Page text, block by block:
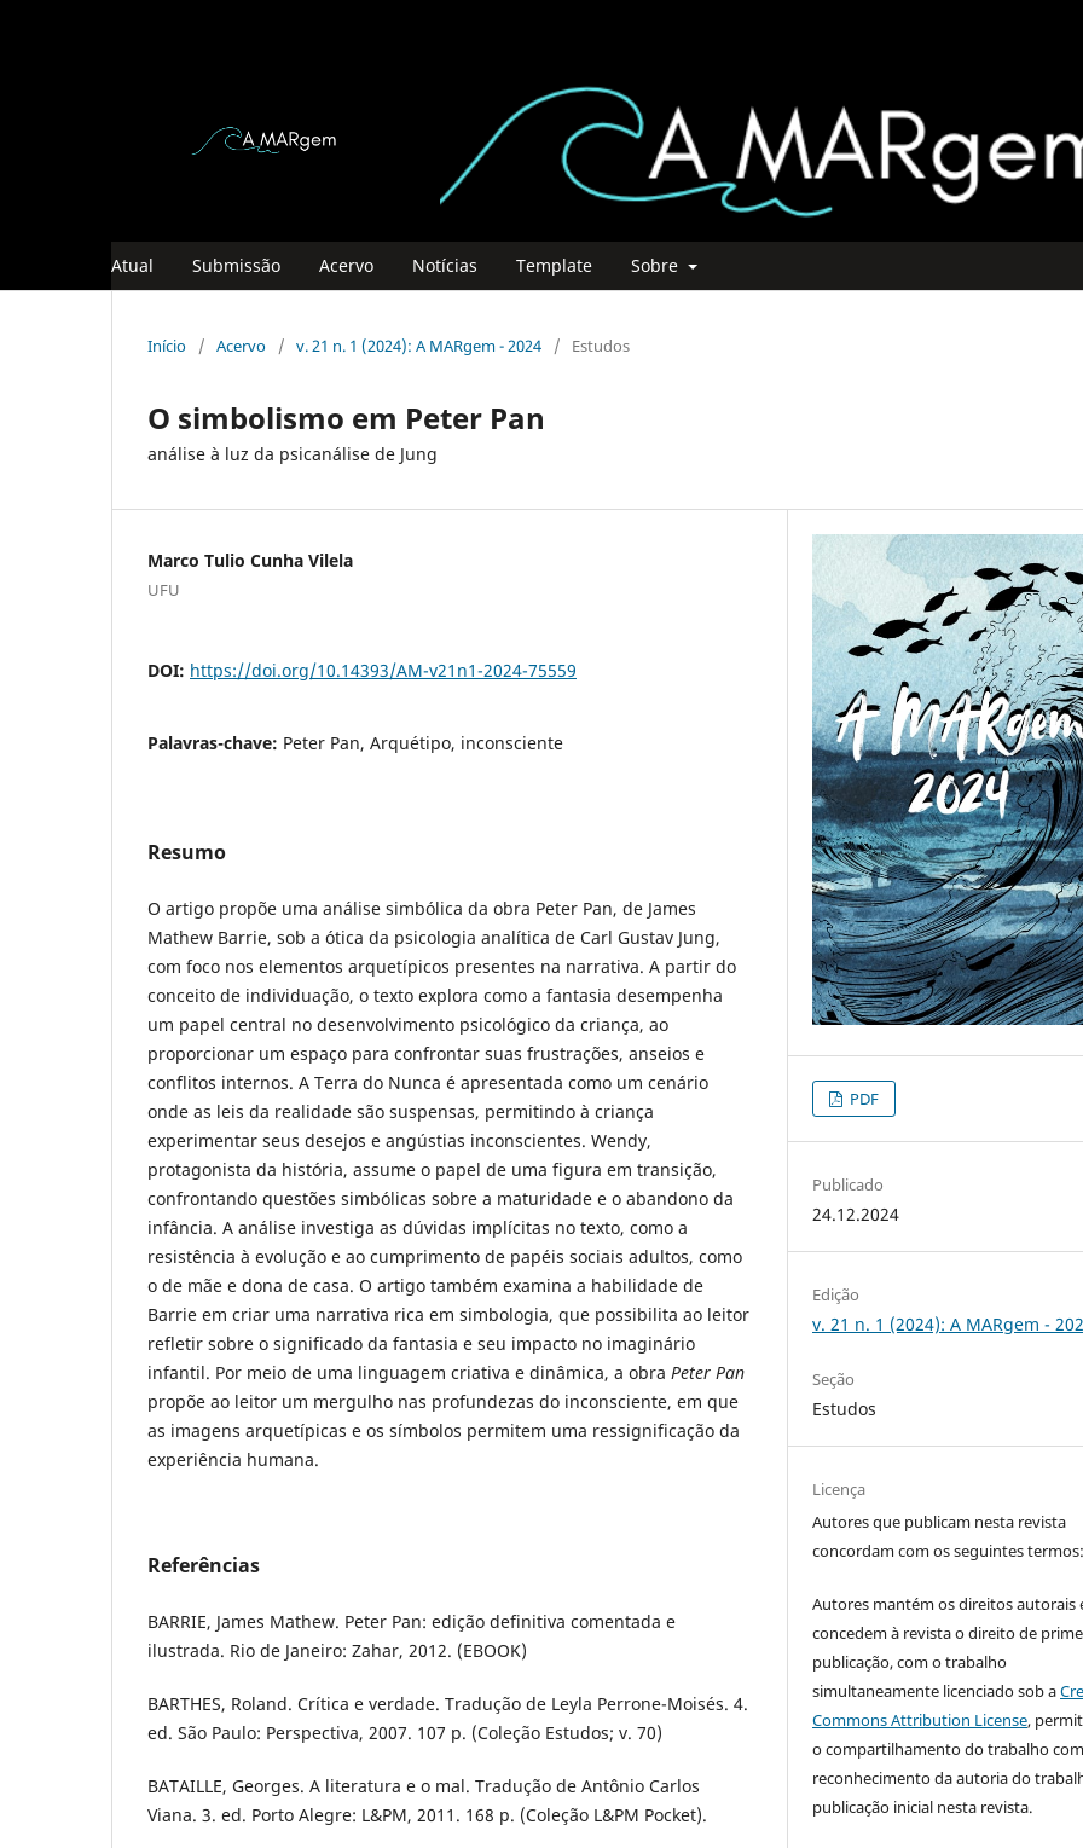
Atual Submissão Acervo Notícias Template Sobre
Início / Acervo / v. 21 n. 1 (2024): A MARgem - 2024 / Estudos
O simbolismo em Peter Pan
análise à luz da psicanálise de Jung
Marco Tulio Cunha Vilela
UFU
DOI: https://doi.org/10.14393/AM-v21n1-2024-75559
Palavras-chave: Peter Pan, Arquétipo, inconsciente
Resumo
O artigo propõe uma análise simbólica da obra Peter Pan, de James
Mathew Barrie, sob a ótica da psicologia analítica de Carl Gustav Jung,
com foco nos elementos arquetípicos presentes na narrativa. A partir do
conceito de individuação, o texto explora como a fantasia desempenha
um papel central no desenvolvimento psicológico da criança, ao
proporcionar um espaço para confrontar suas frustrações, anseios e
conflitos internos. A Terra do Nunca é apresentada como um cenário
onde as leis da realidade são suspensas, permitindo à criança
experimentar seus desejos e angústias inconscientes. Wendy,
protagonista da história, assume o papel de uma figura em transição,
confrontando questões simbólicas sobre a maturidade e o abandono da
infância. A análise investiga as dúvidas implícitas no texto, como a
resistência à evolução e ao cumprimento de papéis sociais adultos, como
o de mãe e dona de casa. O artigo também examina a habilidade de
Barrie em criar uma narrativa rica em simbologia, que possibilita ao leitor
refletir sobre o significado da fantasia e seu impacto no imaginário
infantil. Por meio de uma linguagem criativa e dinâmica, a obra Peter Pan
propõe ao leitor um mergulho nas profundezas do inconsciente, em que
as imagens arquetípicas e os símbolos permitem uma ressignificação da
experiência humana.
Referências
BARRIE, James Mathew. Peter Pan: edição definitiva comentada e
ilustrada. Rio de Janeiro: Zahar, 2012. (EBOOK)
BARTHES, Roland. Crítica e verdade. Tradução de Leyla Perrone-Moisés. 4.
ed. São Paulo: Perspectiva, 2007. 107 p. (Coleção Estudos; v. 70)
BATAILLE, Georges. A literatura e o mal. Tradução de Antônio Carlos
Viana. 3. ed. Porto Alegre: L&PM, 2011. 168 p. (Coleção L&PM Pocket).
PDF
Publicado
24.12.2024
Edição
v. 21 n. 1 (2024): A MARgem -
Seção
Estudos
Licença
Autores que publicam nesta revista
concordam com os seguintes termos:
Autores mantém os direitos autorais
concedem à revista o direito de
publicação, com o trabalho
simultaneamente licenciado sob a
Commons Attribution License,
o compartilhamento do trabalho com
reconhecimento da autoria do
publicação inicial nesta revista.